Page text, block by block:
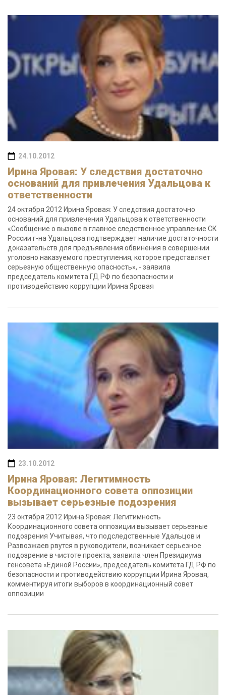
24.10.2012
Ирина Яровая: У следствия достаточно
оснований для привлечения Удальцова к
ответственности
24 октября 2012 Ирина Яровая: У следствия достаточно
оснований для привлечения Удальцова к ответственности
«Сообщение о вызове в главное следственное управление СК
России г-на Удальцова подтверждает наличие достаточности
доказательств для предъявления обвинения в совершении
уголовно наказуемого преступления, которое представляет
серьезную общественную опасность», - заявила
председатель комитета ГД РФ по безопасности и
противодействию коррупции Ирина Яровая
23.10.2012
Ирина Яровая: Легитимность
Координационного совета оппозиции
вызывает серьезные подозрения
23 октября 2012 Ирина Яровая: Легитимность
Координационного совета оппозиции вызывает серьезные
подозрения Учитывая, что подследственные Удальцов и
Развозжаев рвутся в руководители, возникает серьезное
подозрение в чистоте проекта, заявила член Президиума
генсовета «Единой России», председатель комитета ГД РФ по
безопасности и противодействию коррупции Ирина Яровая,
комментируя итоги выборов в координационный совет
оппозиции